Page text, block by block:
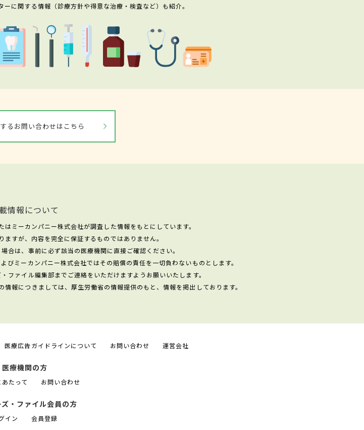
に関する情報（診療方針や得意な治療・検査など）も紹介。
るお問い合わせはこちら
情報について
ミーカンパニー株式会社が調査した情報をもとにしています。
すが、内容を完全に保証するものではありません。
合は、事前に必ず該当の医療機関に直接ご確認ください。
びミーカンパニー株式会社ではその賠償の責任を一切負わないものとします。
ファイル編集部までご連絡をいただけますようお願いいたします。
報につきましては、厚生労働省の情報提供のもと、情報を掲出しております。
医療広告ガイドラインについて お問い合わせ 運営会社
医療機関の方
たって お問い合わせ
ズ・ファイル会員の方
イン 会員登録